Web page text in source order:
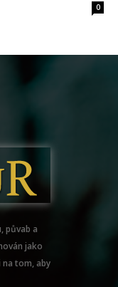
0
půvab a
jako
tom, aby